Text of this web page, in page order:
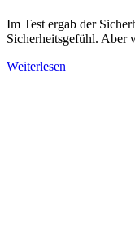
Im Test ergab der
Sicherheitsgefühl. Aber
Weiterlesen